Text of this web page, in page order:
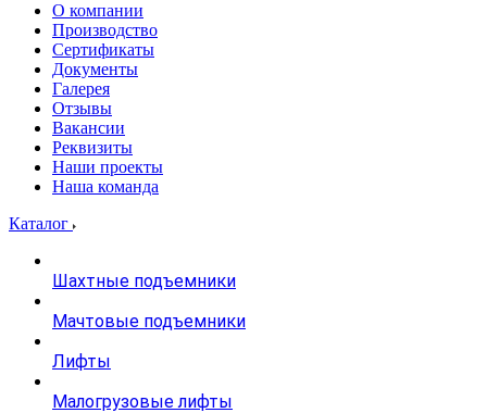
О компании
Производство
Сертификаты
Документы
Галерея
Отзывы
Вакансии
Реквизиты
Наши проекты
Наша команда
Каталог
Шахтные подъемники
Мачтовые подъемники
Лифты
Малогрузовые лифты